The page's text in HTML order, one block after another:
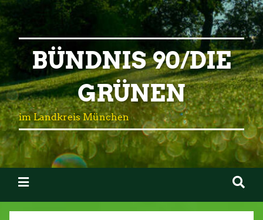
BÜNDNIS 90/DIE
GRÜNEN
im Landkreis München